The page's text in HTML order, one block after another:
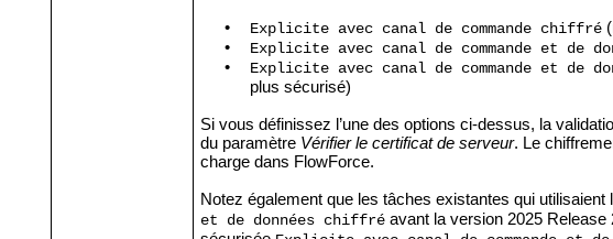
•
Explicite avec canal de commande chiffré
•
Explicite avec canal de commande et de
• Explicite avec canal de commande et de
plus sécurisé)
Si vous définissez l’une des options ci-dessus, la
du paramètre Vérifier le certificat de serveur. Le
charge dans FlowForce.
Notez également que les tâches existantes qui utilisaient
et de données chiffréavant la version 2025 Release